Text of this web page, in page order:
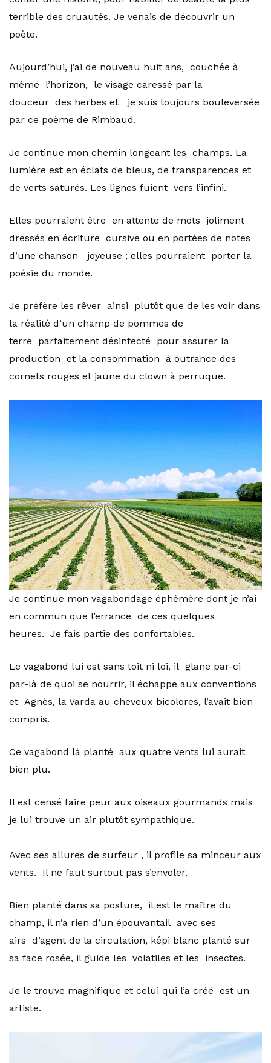
terrible des cruautés. Je venais de découvrir un
poète.
Aujourd’hui, j’ai de nouveau huit ans, couchée à
même l’horizon, le visage caressé par la
douceur des herbes et je suis toujours bouleversée
par ce poème de Rimbaud.
Je continue mon chemin longeant les champs. La
lumière est en éclats de bleus, de transparences et
de verts saturés. Les lignes fuient vers l’infini.
Elles pourraient être en attente de mots joliment
dressés en écriture cursive ou en portées de notes
d’une chanson joyeuse ; elles pourraient porter la
poésie du monde.
Je préfère les rêver ainsi plutôt que de les voir dans
la réalité d’un champ de pommes de
terre parfaitement désinfecté pour assurer la
production et la consommation à outrance des
cornets rouges et jaune du clown à perruque.
Je continue mon vagabondage éphémère dont je n’ai
en commun que l’errance de ces quelques
heures. Je fais partie des confortables.
Le vagabond lui est sans toit ni loi, il glane par-ci
par-là de quoi se nourrir, il échappe aux conventions
et Agnès, la Varda au cheveux bicolores, l’avait bien
compris.
Ce vagabond là planté aux quatre vents lui aurait
bien plu.
Il est censé faire peur aux oiseaux gourmands mais
je lui trouve un air plutôt sympathique.
Avec ses allures de surfeur , il profile sa minceur aux
vents. Il ne faut surtout pas s’envoler.
Bien planté dans sa posture, il est le maître du
champ, il n’a rien d’un épouvantail avec ses
airs d’agent de la circulation, képi blanc planté sur
sa face rosée, il guide les volatiles et les insectes.
Je le trouve magnifique et celui qui l’a créé est un
artiste.